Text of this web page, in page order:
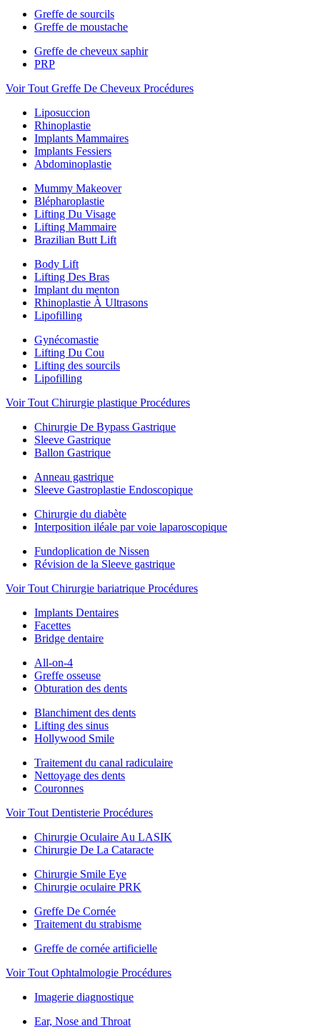
Greffe de sourcils
Greffe de moustache
Greffe de cheveux saphir
PRP
Voir Tout Greffe De Cheveux Procédures
Liposuccion
Rhinoplastie
Implants Mammaires
Implants Fessiers
Abdominoplastie
Mummy Makeover
Blépharoplastie
Lifting Du Visage
Lifting Mammaire
Brazilian Butt Lift
Body Lift
Lifting Des Bras
Implant du menton
Rhinoplastie À Ultrasons
Lipofilling
Gynécomastie
Lifting Du Cou
Lifting des sourcils
Lipofilling
Voir Tout Chirurgie plastique Procédures
Chirurgie De Bypass Gastrique
Sleeve Gastrique
Ballon Gastrique
Anneau gastrique
Sleeve Gastroplastie Endoscopique
Chirurgie du diabète
Interposition iléale par voie laparoscopique
Fundoplication de Nissen
Révision de la Sleeve gastrique
Voir Tout Chirurgie bariatrique Procédures
Implants Dentaires
Facettes
Bridge dentaire
All-on-4
Greffe osseuse
Obturation des dents
Blanchiment des dents
Lifting des sinus
Hollywood Smile
Traitement du canal radiculaire
Nettoyage des dents
Couronnes
Voir Tout Dentisterie Procédures
Chirurgie Oculaire Au LASIK
Chirurgie De La Cataracte
Chirurgie Smile Eye
Chirurgie oculaire PRK
Greffe De Cornée
Traitement du strabisme
Greffe de cornée artificielle
Voir Tout Ophtalmologie Procédures
Imagerie diagnostique
Ear, Nose and Throat